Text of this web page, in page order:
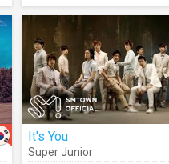
It's You
Super Junior